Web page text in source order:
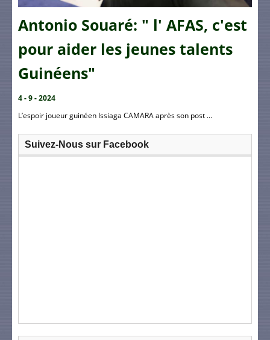
Antonio Souaré: " l' AFAS, c'est
pour aider les jeunes talents
Guinéens"
4 - 9 - 2024
L’espoir joueur guinéen Issiaga CAMARA après son post ...
Suivez-Nous sur Facebook